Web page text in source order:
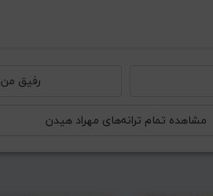
رفیق من
مشاهده تمام ترانه‌های مهراد هیدن